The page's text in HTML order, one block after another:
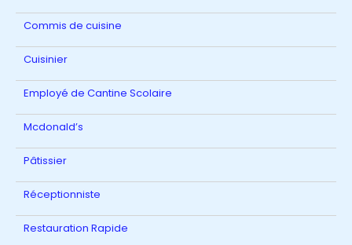
Commis de cuisine
Cuisinier
Employé de Cantine Scolaire
Mcdonald’s
Pâtissier
Réceptionniste
Restauration Rapide